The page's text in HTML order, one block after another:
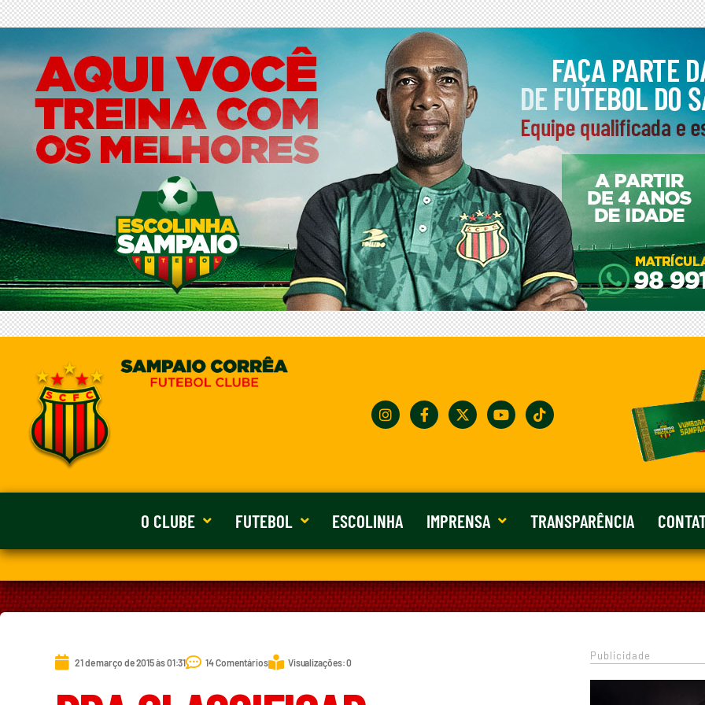
O CLUBE FUTEBOL ESCOLINHA IMPRENSA TRANSPARÊNCIA
21 de março de 2015 às 01:31 14 Comentários Visualizações: 0
Publicidade